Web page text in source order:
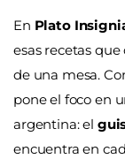
En Plato
esas recetas
de una mesa.
pone el foco en
argentina: el
encuentra en